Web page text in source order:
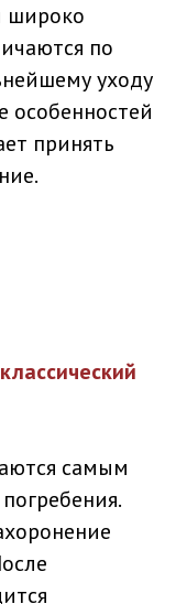
широко
по
уходу
особенностей
принять
самым